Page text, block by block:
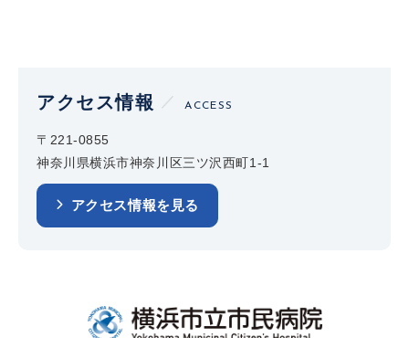
アクセス情報 ACCESS
〒221-0855
神奈川県横浜市神奈川区三ツ沢西町1-1
アクセス情報を見る